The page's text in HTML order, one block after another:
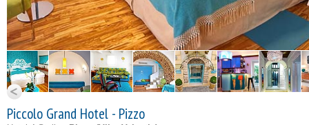
Piccolo Grand Hotel - Pizzo